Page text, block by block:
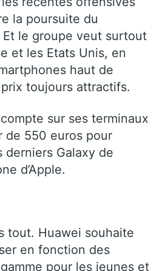
la poursuite du
le groupe veut surtout
et les Etats Unis, en
haut de
toujours attractifs.
sur ses terminaux
de 550 euros pour
derniers Galaxy de
d’Apple.
tout. Huawei souhaite
en fonction des
pour les jeunes et